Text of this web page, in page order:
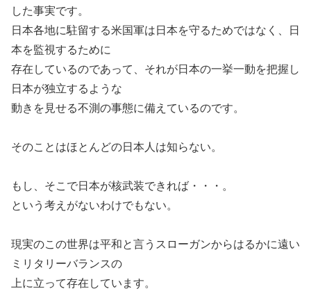
した事実です。
日本各地に駐留する米国軍は日本を守るためではなく、日
本を監視するために
存在しているのであって、それが日本の一挙一動を把握し
日本が独立するような
動きを見せる不測の事態に備えているのです。
そのことはほとんどの日本人は知らない。
もし、そこで日本が核武装できれば・・・。
という考えがないわけでもない。
現実のこの世界は平和と言うスローガンからはるかに遠い
ミリタリーバランスの
上に立って存在しています。